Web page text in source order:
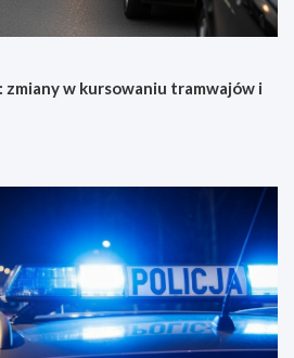
zmiany w kursowaniu tramwajów i